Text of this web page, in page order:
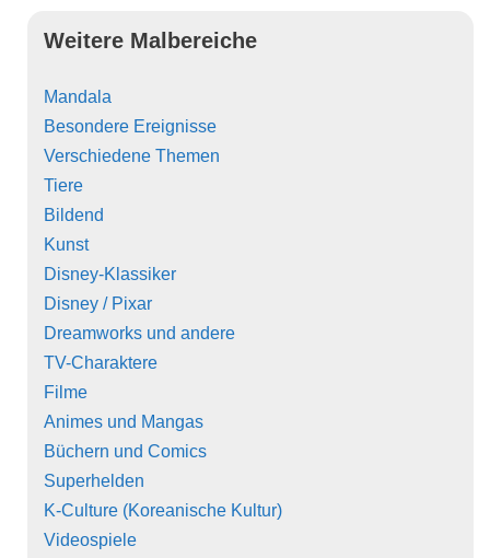
Weitere Malbereiche
Mandala
Besondere Ereignisse
Verschiedene Themen
Tiere
Bildend
Kunst
Disney-Klassiker
Disney / Pixar
Dreamworks und andere
TV-Charaktere
Filme
Animes und Mangas
Büchern und Comics
Superhelden
K-Culture (Koreanische Kultur)
Videospiele